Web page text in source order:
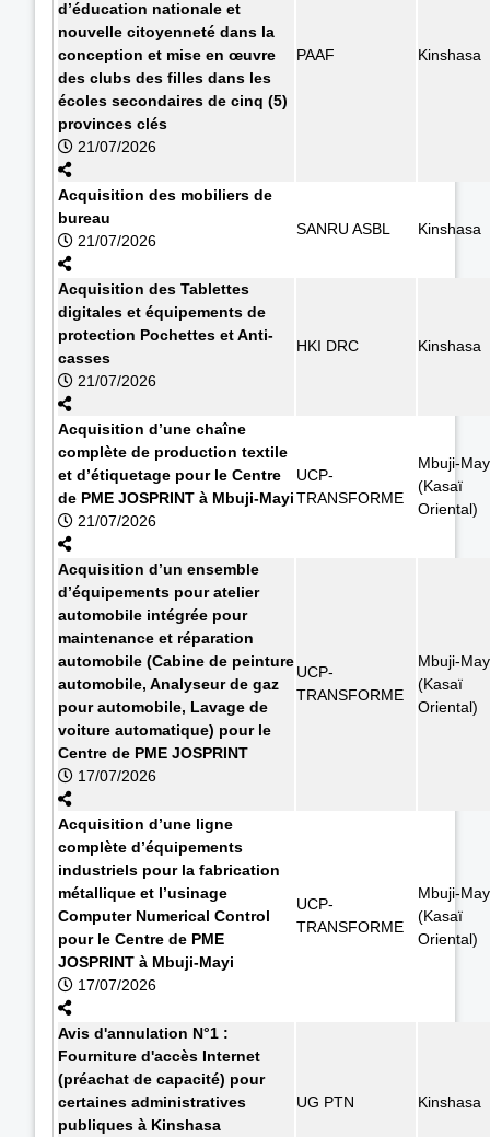
d’éducation nationale et
nouvelle citoyenneté dans la
conception et mise en œuvre
des clubs des filles dans les
écoles secondaires de cinq (5)
provinces clés
21/07/2026
PAAF Kinshasa
Acquisition des mobiliers de
bureau
21/07/2026
SANRU ASBL Kinshasa
Acquisition des Tablettes
digitales et équipements de
protection Pochettes et Anti-
casses
21/07/2026
HKI DRC Kinshasa
Acquisition d’une chaîne
complète de production textile
et d’étiquetage pour le Centre
de PME JOSPRINT à Mbuji-Mayi
21/07/2026
UCP-
TRANSFORME
Mbuji-
(Kasaï
Oriental)
Acquisition d’un ensemble
d’équipements pour atelier
automobile intégrée pour
maintenance et réparation
automobile (Cabine de peinture
automobile, Analyseur de gaz
pour automobile, Lavage de
voiture automatique) pour le
Centre de PME JOSPRINT
17/07/2026
UCP-
TRANSFORME
Mbuji-
(Kasaï
Oriental)
Acquisition d’une ligne
complète d’équipements
industriels pour la fabrication
métallique et l’usinage
Computer Numerical Control
pour le Centre de PME
JOSPRINT à Mbuji-Mayi
17/07/2026
UCP-
TRANSFORME
Mbuji-
(Kasaï
Oriental)
Avis d'annulation N°1 :
Fourniture d'accès Internet
(préachat de capacité) pour
certaines administratives
publiques à Kinshasa
UG PTN Kinshasa